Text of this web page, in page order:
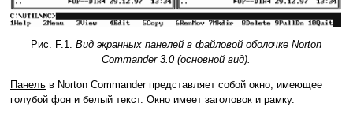
Рис. F.1. Вид экранных панелей в файловой оболочке Norton
Commander 3.0 (основной вид).
Панель в Norton Commander представляет собой окно, имеющее
голубой фон и белый текст. Окно имеет заголовок и рамку.